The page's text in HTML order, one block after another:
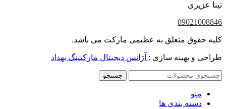
تینا عزیزی
09021008846
کلیه حقوق متعلق به عظیمی مارکت می باشد.
طراحی و بهینه سازی : آژانس دیجیتال مارکتینگ بهداد
جستجو
منو
دسته بندی ها